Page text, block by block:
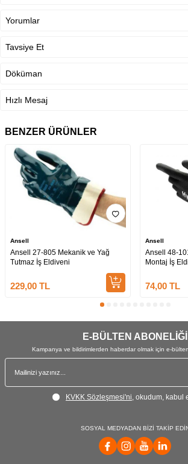
Lateks İçermez
Yorumlar
Tavsiye Et
Döküman
Hızlı Mesaj
BENZER ÜRÜNLER
Ansell
Ansell 27-805 Mekanik ve Yağ
Tutmaz İş Eldiveni
229,00 TL
Ansell
Ansell 48-
Montaj İş
74,00TL
E-BÜLTEN ABONELİĞİ
Kampanya ve bildirimlerden haberdar olmak için e-
KVKK Sözleşmesi'ni , okudum, kabul
SOSYAL MEDYADAN BİZİ TAKİP